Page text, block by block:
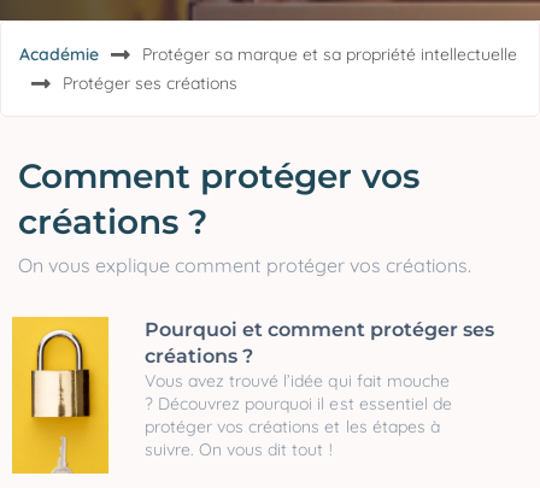
Académie
Protéger sa marque et sa propriété intellectuelle
Protéger ses créations
Comment protéger vos
créations ?
On vous explique comment protéger vos créations.
Pourquoi et comment protéger ses
créations ?
Vous avez trouvé l’idée qui fait mouche
? Découvrez pourquoi il est essentiel de
protéger vos créations et les étapes à
suivre. On vous dit tout !